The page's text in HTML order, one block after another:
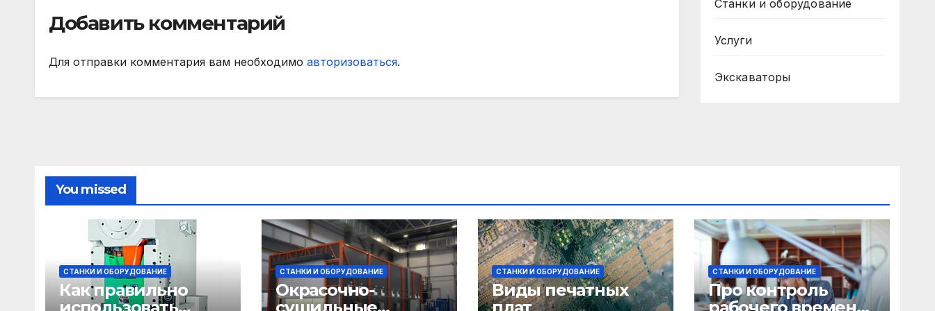
МАТЧ ПРЕМЬЕР
Добавить комментарий
Для отправки комментария вам необходимо авторизоваться.
Станки и оборудование
Услуги
Экскаваторы
You missed
СТАНКИ И ОБОРУДОВАНИЕ
Как правильно
СТАНКИ И ОБОРУДОВАНИЕ
Окрасочно-
СТАНКИ И ОБОРУДОВАНИЕ
Виды печатных
СТАНКИ И ОБОРУДОВАНИЕ
Про контроль